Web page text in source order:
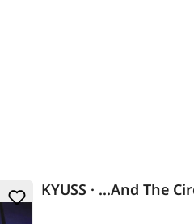
KYUSS · ...And The